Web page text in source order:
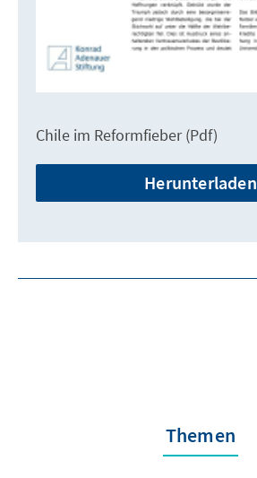
Chile im Reformfieber (Pdf)
Herunterladen
Themen